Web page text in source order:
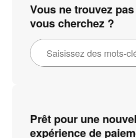
Vous ne trouvez
vous cherchez ?
Prêt pour une
expérience de